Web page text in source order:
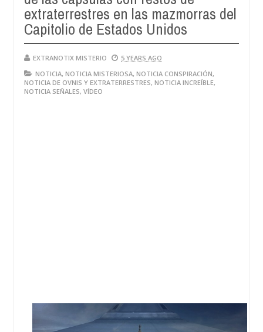
extraterrestres en las mazmorras del
Capitolio de Estados Unidos
EXTRANOTIX MISTERIO
5 YEARS AGO
NOTICIA, NOTICIA MISTERIOSA, NOTICIA CONSPIRACIÓN,
NOTICIA DE OVNIS Y EXTRATERRESTRES, NOTICIA INCREÍBLE,
NOTICIA SEÑALES, VÍDEO